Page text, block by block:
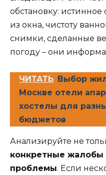
обстановку:
из окна, чистоту
снимки, сделанные
погоду – они
ЧИТАТЬ Выбор
Москве отели
хостелы для
бюджетов
Анализируйте не
конкретные
проблемы. Если